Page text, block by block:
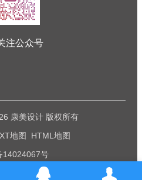
注公众号
康美设计 版权所有
地图
HTML地图
14024067号